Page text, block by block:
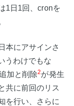
1日1回、cronを
本にアサインさ
うわけでもな
加と削除2が発生
共に前回のリス
を行い、さらに